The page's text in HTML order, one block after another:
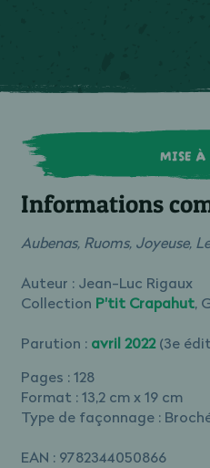
MISE
Informations
Aubenas, Ruoms, Joyeuse,
Auteur : Jean-Luc Rigaux
Collection P'tit Crapahut,
Parution : avril 2022(3e
Pages : 128
Format : 13,2 cm x 19 cm
Type de façonnage :
EAN : 9782344050866